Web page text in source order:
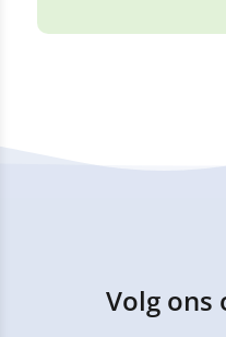
Volg ons